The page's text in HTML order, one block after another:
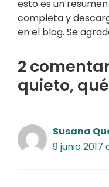
esto es un
completa y
en el blog. Se
2
quieto,
Susana
9 junio 2017